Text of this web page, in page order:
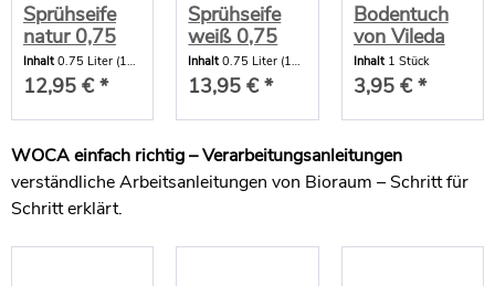
Sprühseife
natur 0,75
Liter
Inhalt 0.75 Liter (17,27 € * / 1 Liter)
12,95 € *
Sprühseife
weiß 0,75
Liter
Inhalt0.75 Liter (18,60 € * / 1 Liter)
13,95 € *
Bodentuch
von Vileda
Inhalt 1 Stück
3,95 € *
WOCA einfach richtig – Verarbeitungsanleitungen
verständliche Arbeitsanleitungen von Bioraum – Schritt für
Schritt erklärt.